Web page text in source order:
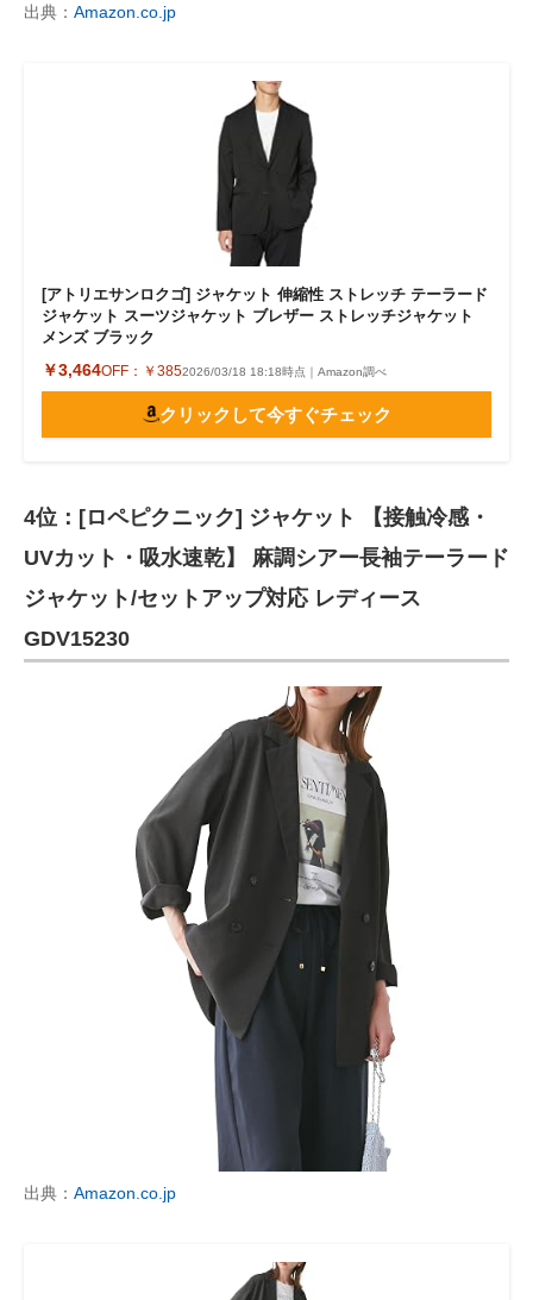
出典： Amazon.co.jp
[アトリエサンロクゴ] ジャケット 伸縮性 ストレッチ テーラード
ジャケット スーツジャケット ブレザー ストレッチジャケット
メンズ ブラック
￥3,464OFF： ￥3852026/03/18 18:18時点｜Amazon調べ
クリックして今すぐチェック
4位：[ロペピクニック] ジャケット 【接触冷感・
UVカット・吸水速乾】 麻調シアー長袖テーラード
ジャケット/セットアップ対応 レディース
GDV15230
出典： Amazon.co.jp